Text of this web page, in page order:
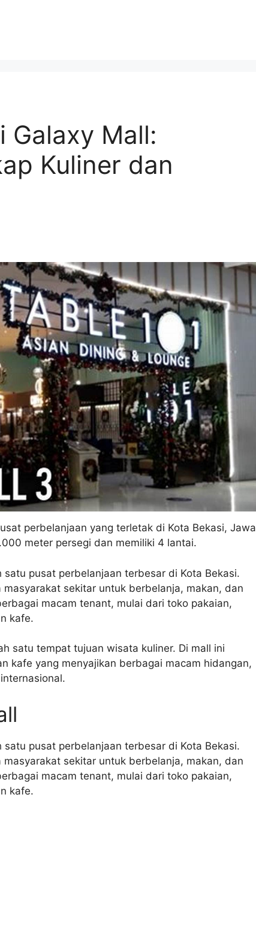
Galaxy Mall:
Kuliner dan
perbelanjaan yang terletak di Kota Bekasi, Jawa
meter persegi dan memiliki 4 lantai.
pusat perbelanjaan terbesar di Kota Bekasi.
sekitar untuk berbelanja, makan, dan
macam tenant, mulai dari toko pakaian,
kafe.
satu tempat tujuan wisata kuliner. Di mall ini
kafe yang menyajikan berbagai macam hidangan,
pusat perbelanjaan terbesar di Kota Bekasi.
sekitar untuk berbelanja, makan, dan
macam tenant, mulai dari toko pakaian,
kafe.